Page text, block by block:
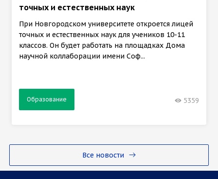
Все новости
точных и естественных наук
При Новгородском университете откроется лицей
точных и естественных наук для учеников 10-11
классов. Он будет работать на площадках Дома
научной коллаборации имени Соф...
Образование 5359